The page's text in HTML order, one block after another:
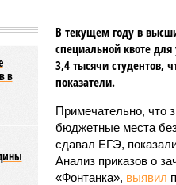
в
В текущем году в
специальной квоте
3,4 тысячи студентов,
показатели.
Примечательно, что
бюджетные места
сдавал ЕГЭ,
Анализ приказов о
«Фонтанка», выявил